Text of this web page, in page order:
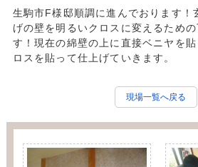
生駒市F様邸順調に進んでおります！
げの壁を明るいクロスに変えるため
す！現在の綿壁の上に直接ベニヤを
ロスを貼って仕上げていきます。
現場一覧へ戻る